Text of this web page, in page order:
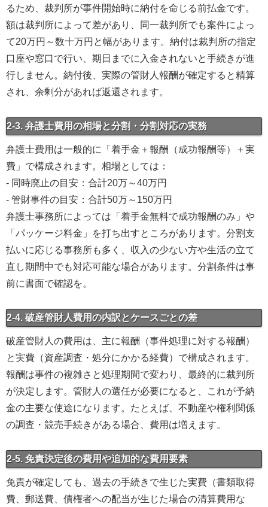
るため、裁判所が事件開始時に納付を命じる前払金です。
額は裁判所によって差があり、同一裁判所でも案件によっ
て20万円～数十万円と幅があります。納付は裁判所の指定
口座や窓口で行い、期日までに入金されないと手続きが進
行しません。納付後、実際の管財人報酬が確定すると精算
され、余剰分があれば返還されます。
2-3. 弁護士費用の相場と分割・分割対応の実務
弁護士費用は一般的に「着手金＋報酬（成功報酬等）＋実
費」で構成されます。相場としては：
- 同時廃止の目安：合計20万～40万円
- 管財事件の目安：合計50万～150万円
弁護士事務所によっては「着手金無料で成功報酬のみ」や
「パッケージ料金」を打ち出すところがあります。分割支
払いに応じる事務所も多く、収入の少ない方や生活の立て
直し期間中でも対応可能な場合があります。分割条件は事
前に書面で確認を。
2-4. 破産管財人費用の内訳とケースごとの差
破産管財人の費用は、主に報酬（事件処理に対する報酬）
と実費（資産調査・処分にかかる経費）で構成されます。
報酬は事件の複雑さと処理期間で変わり、最終的に裁判所
が決定します。管財人の選任が必要になると、これが予納
金の主要な使途になります。たとえば、不動産や権利関係
の調査・競売手続きがある場合、費用は増えます。
2-5. 免責決定後の費用や追加的な費用要素
免責が確定しても、過去の手続きで生じた実費（書類取得
費、郵送費、債権者への配当が生じた場合の清算費用な